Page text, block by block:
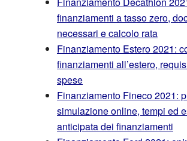
finanziamenti a tasso zero,
necessari e calcolo rata
Finanziamento Estero 2021:
finanziamenti all’estero,
spese
Finanziamento Fineco 2021:
simulazione online, tempi ed
anticipata dei finanziamenti